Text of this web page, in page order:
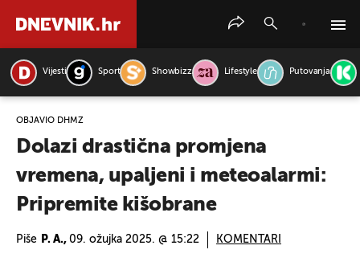
Vijesti Sport Showbizz Lifestyle Putovanja
OBJAVIO DHMZ
Dolazi drastična promjena
vremena, upaljeni i meteoalarmi:
Pripremite kišobrane
Piše P. A., 09. ožujka 2025. @ 15:22 KOMENTARI
PRETRAŽITE VIJESTI